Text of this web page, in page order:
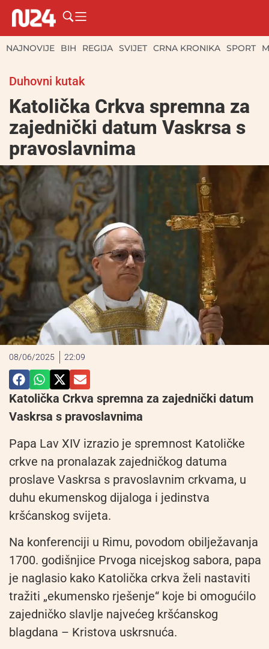
NAJNOVIJE BIH REGIJA SVIJET CRNA KRONIKA SPORT
Duhovni kutak
Katolička Crkva spremna za
zajednički datum Vaskrsa s
pravoslavnima
08/06/2025 22:09
Katolička Crkva spremna za zajednički datum
Vaskrsa s pravoslavnima
Papa Lav XIV izrazio je spremnost Katoličke
crkve na pronalazak zajedničkog datuma
proslave Vaskrsa s pravoslavnim crkvama, u
duhu ekumenskog dijaloga i jedinstva
kršćanskog svijeta.
Na konferenciji u Rimu, povodom obilježavanja
1700. godišnjice Prvoga nicejskog sabora, papa
je naglasio kako Katolička crkva želi nastaviti
tražiti „ekumensko rješenje“ koje bi omogućilo
zajedničko slavlje najvećeg kršćanskog
blagdana – Kristova uskrsnuća.